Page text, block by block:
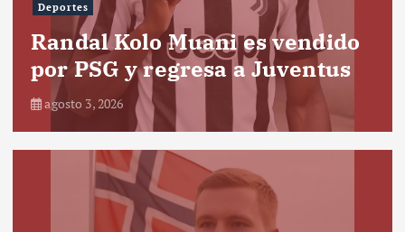
Deportes
Randal Kolo Muani es vendido
por PSG y regresa a Juventus
agosto 3, 2026